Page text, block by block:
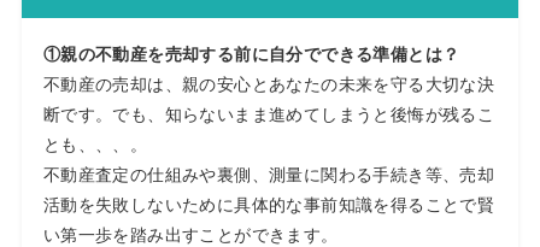
①親の不動産を売却する前に自分でできる準備とは？
不動産の売却は、親の安心とあなたの未来を守る大切な決
断です。でも、知らないまま進めてしまうと後悔が残るこ
とも、、、。
不動産査定の仕組みや裏側、測量に関わる手続き等、売却
活動を失敗しないために具体的な事前知識を得ることで賢
い第一歩を踏み出すことができます。